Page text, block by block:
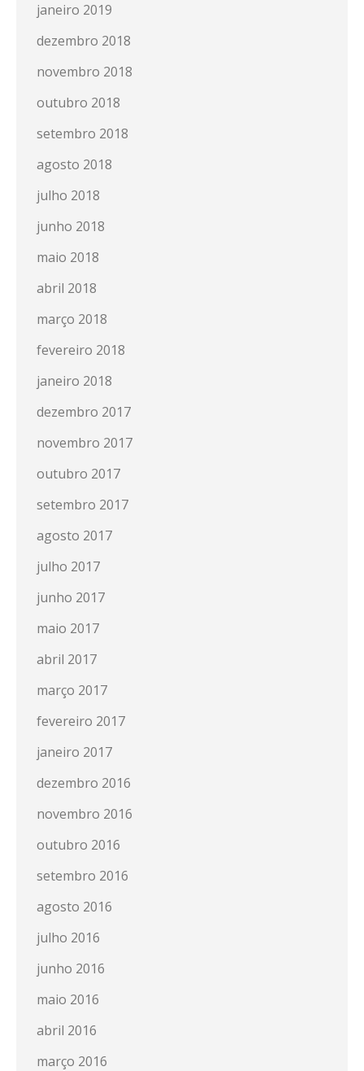
janeiro 2019
dezembro 2018
novembro 2018
outubro 2018
setembro 2018
agosto 2018
julho 2018
junho 2018
maio 2018
abril 2018
março 2018
fevereiro 2018
janeiro 2018
dezembro 2017
novembro 2017
outubro 2017
setembro 2017
agosto 2017
julho 2017
junho 2017
maio 2017
abril 2017
março 2017
fevereiro 2017
janeiro 2017
dezembro 2016
novembro 2016
outubro 2016
setembro 2016
agosto 2016
julho 2016
junho 2016
maio 2016
abril 2016
março 2016